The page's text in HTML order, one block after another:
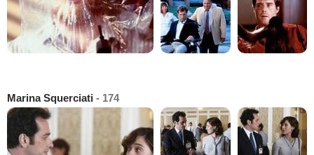
Marina Squerciati - 174